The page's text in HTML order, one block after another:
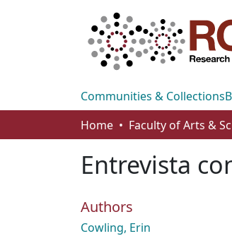
Communities & Collections
Home
Faculty of Arts &
Entrevista
Authors
Cowling, Erin